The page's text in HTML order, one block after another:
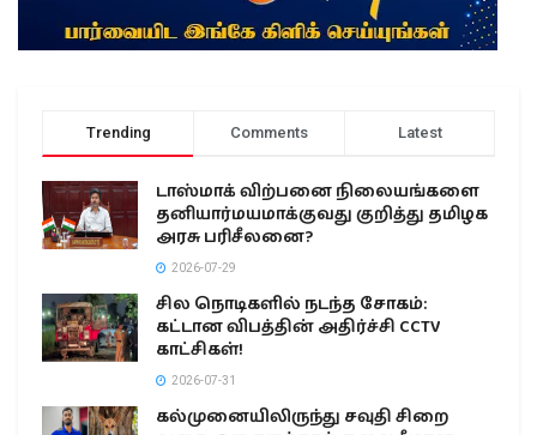
Trending Comments Latest
டாஸ்மாக் விற்பனை நிலையங்களை
தனியார்மயமாக்குவது குறித்து தமிழக
அரசு பரிசீலனை?
2026-07-29
சில நொடிகளில் நடந்த சோகம்:
கட்டான விபத்தின் அதிர்ச்சி CCTV
காட்சிகள்!
2026-07-31
கல்முனையிலிருந்து சவுதி சிறை